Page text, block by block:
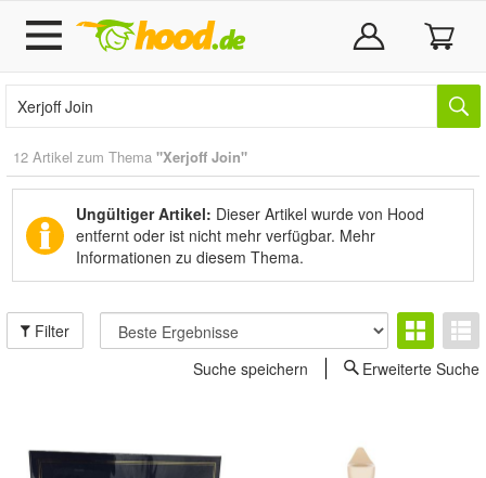
12 Artikel zum Thema "Xerjoff Join"
Ungültiger Artikel: Dieser Artikel wurde von Hood
entfernt oder ist nicht mehr verfügbar. Mehr
Informationen zu diesem Thema.
Filter
Suche speichern
Erweiterte Suche